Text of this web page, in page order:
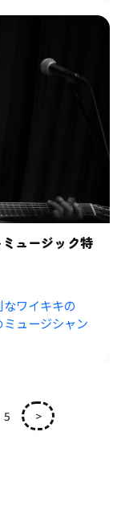
ュージック特
ワイキキの
ュージシャン
5 >